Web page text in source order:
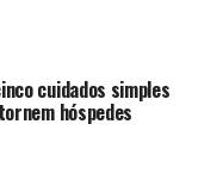
cuidados simples
hóspedes